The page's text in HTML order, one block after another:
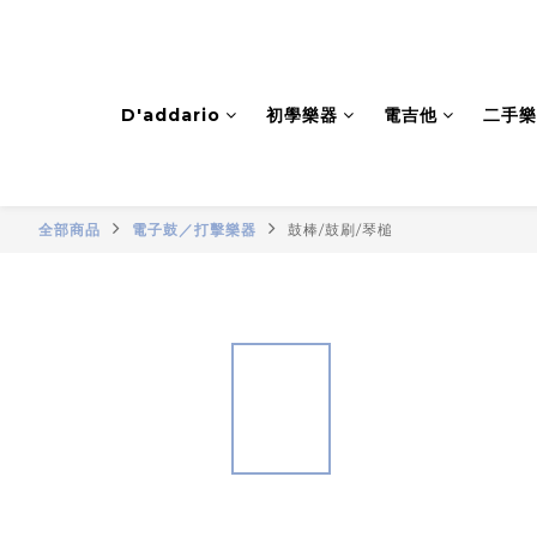
D'addario 初學樂器 電吉他 二手
全部商品 電子鼓／打擊樂器 鼓棒/鼓刷/琴槌